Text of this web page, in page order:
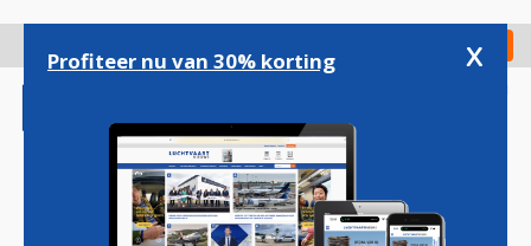
gaan
Check in
Profiteer nu van 30% korting x